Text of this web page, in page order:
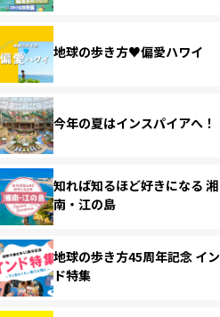
地球の歩き方♥偏愛ハワイ
今年の夏はインスパイアへ！
知れば知るほど好きになる 湘
南・江の島
地球の歩き方45周年記念 イン
ド特集